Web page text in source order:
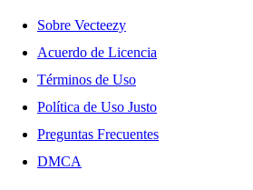
Sobre Vecteezy
Acuerdo de Licencia
Términos de Uso
Política de Uso Justo
Preguntas Frecuentes
DMCA